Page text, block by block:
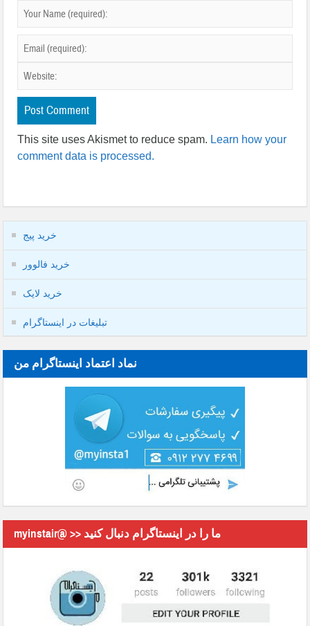
This site uses Akismet to reduce spam. Learn how your
comment data is processed.
خرید پیج
خرید فالوور
خرید لایک
تبلیغات در اینستاگرام
نماد اعتماد اینستاگرام من
myinstair@ >> ما را در اینستاگرام دنبال کنید